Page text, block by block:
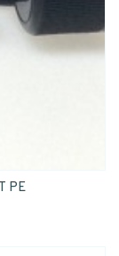
PE